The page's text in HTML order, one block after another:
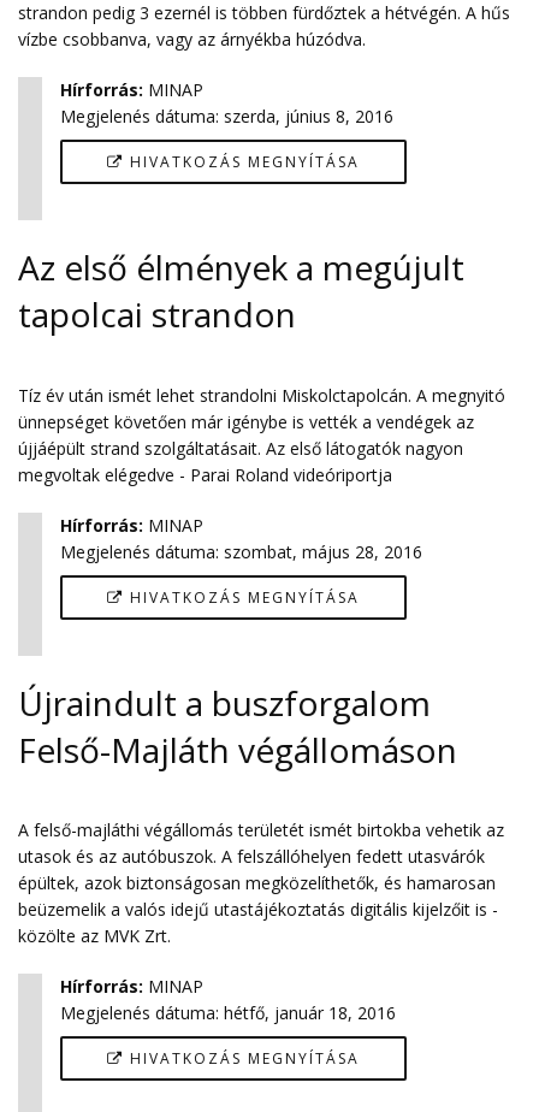
strandon pedig 3 ezernél is többen fürdőztek a hétvégén. A hűs
vízbe csobbanva, vagy az árnyékba húzódva.
Hírforrás: MINAP
Megjelenés dátuma: szerda, június 8, 2016
HIVATKOZÁS MEGNYÍTÁSA
Az első élmények a megújult
tapolcai strandon
Tíz év után ismét lehet strandolni Miskolctapolcán. A megnyitó
ünnepséget követően már igénybe is vették a vendégek az
újjáépült strand szolgáltatásait. Az első látogatók nagyon
megvoltak elégedve - Parai Roland videóriportja
Hírforrás: MINAP
Megjelenés dátuma: szombat, május 28, 2016
HIVATKOZÁS MEGNYÍTÁSA
Újraindult a buszforgalom
Felső-Majláth végállomáson
A felső-majláthi végállomás területét ismét birtokba vehetik az
utasok és az autóbuszok. A felszállóhelyen fedett utasvárók
épültek, azok biztonságosan megközelíthetők, és hamarosan
beüzemelik a valós idejű utastájékoztatás digitális kijelzőit is -
közölte az MVK Zrt.
Hírforrás: MINAP
Megjelenés dátuma: hétfő, január 18, 2016
HIVATKOZÁS MEGNYÍTÁSA